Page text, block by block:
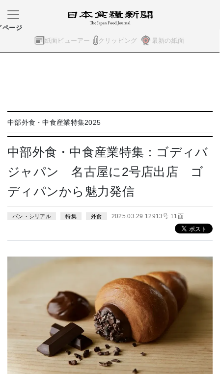
紙面ビューアー クリッピング 最新の紙面
ページ
中部外食・中食産業特集2025
中部外食・中食産業特集：ゴディバ
ジャパン 名古屋に2号店出店 ゴ
ディパンから魅力発信
パン・シリアル 特集 外食 2025.03.29 12913号 11面